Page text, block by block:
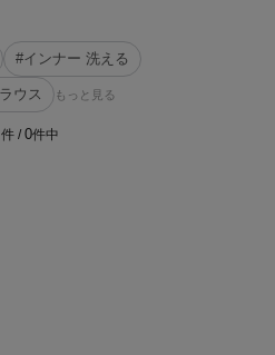
#インナー 洗える
ウス もっと見る
件 / 0件中